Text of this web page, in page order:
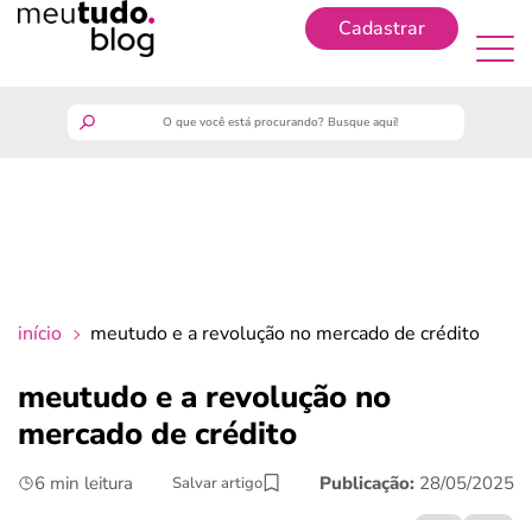
Cadastrar
crédito fácil
últimas notícias
início meutudo e a revolução no mercado de crédito
meutudo e a revolução no
mercado de crédito
6 min leitura Salvar artigo Publicação: 28/05/2025